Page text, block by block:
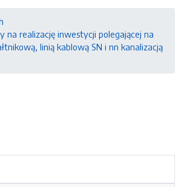
realizację inwestycji polegającej na
linią kablową SN i nn kanalizacją